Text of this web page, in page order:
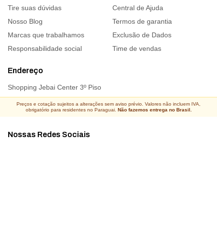
Tire suas dúvidas
Central de Ajuda
Nosso Blog
Termos de garantia
Marcas que trabalhamos
Exclusão de Dados
Responsabilidade social
Time de vendas
Endereço
Shopping Jebai Center 3º Piso
Nossas Redes Sociais
Preços e cotação sujeitos a alterações sem aviso prévio. Valores não incluem IVA,
obrigatório para residentes no Paraguai. Não fazemos entrega no Brasil.